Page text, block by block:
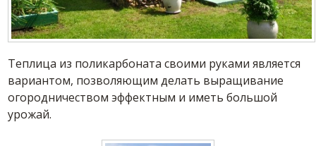
Теплица из поликарбоната своими руками является
вариантом, позволяющим делать выращивание
огородничеством эффектным и иметь большой
урожай.